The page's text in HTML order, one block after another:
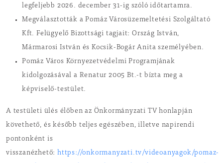
legfeljebb 2026. december 31-ig szóló időtartamra.
Megválasztották a Pomáz Városüzemeltetési Szolgáltató
Kft. Felügyelő Bizottsági tagjait: Ország István,
Mármarosi István és Kocsik-Bogár Anita személyében.
Pomáz Város Környezetvédelmi Programjának
kidolgozásával a Renatur 2005 Bt.-t bízta meg a
képviselő-testület.
A testületi ülés élőben az Önkormányzati TV honlapján
követhető, és később teljes egészében, illetve napirendi
pontonként is
visszanézhető:https://onkormanyzati.tv/videoanyagok/pomaz-